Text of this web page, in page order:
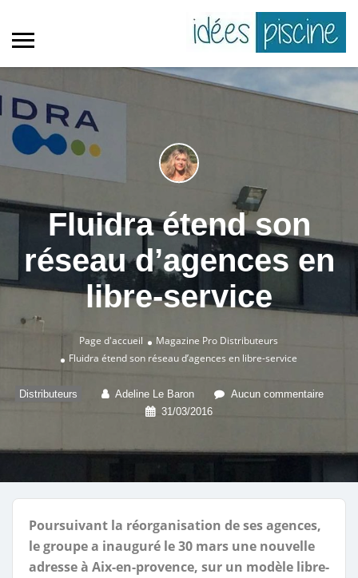
Fluidra étend son
réseau d’agences en
libre-service
Page d'accueil Magazine Pro Distributeurs
Fluidra étend son réseau d’agences en libre-service
Distributeurs Adeline Le Baron Aucun commentaire
31/03/2016
Poursuivant la réorganisation de ses agences,
le groupe a inauguré le 30 mars une nouvelle
adresse à Aix-en-provence, sur un modèle libre-